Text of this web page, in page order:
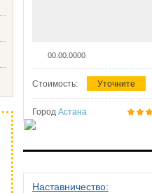
00.00.0000
Стоимость: Уточните
Город Астана
Наставничество: